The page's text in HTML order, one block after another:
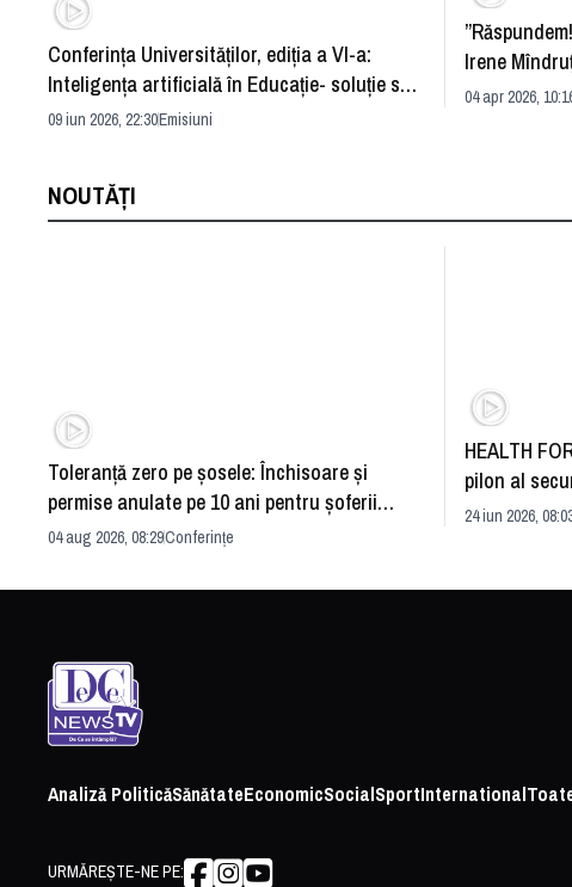
Conferința Universităților, ediția a VI-a:
Inteligența artificială în Educație- soluție sau
problemă?
09 iun 2026, 22:30Emisiuni
Irene
04 apr 2026,
NOUTĂȚI
Toleranță zero pe șosele: Închisoare și
permise anulate pe 10 ani pentru șoferii
iresponsabili
04 aug 2026, 08:29Conferințe
HEALTH
pilon al
dezvoltării
24 iun 2026,
Analiză PoliticăSănătateEconomicSocialSportInternational
URMĂREȘTE-NE PE: